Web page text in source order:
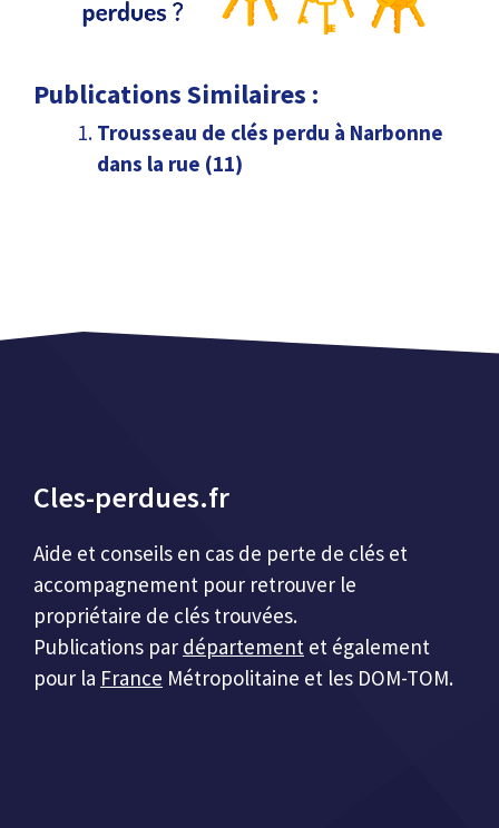
Publications Similaires :
Trousseau de clés perdu à Narbonne
dans la rue (11)
Cles-perdues.fr
Aide et conseils en cas de perte de clés et
accompagnement pour retrouver le
propriétaire de clés trouvées.
Publications par département et également
pour la France Métropolitaine et les DOM-TOM.